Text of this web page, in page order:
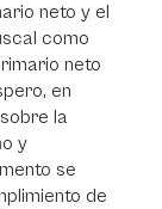
neto y el
como
neto
en
la
y
se
de